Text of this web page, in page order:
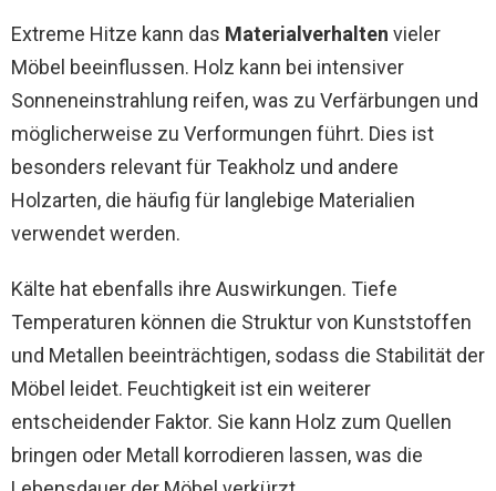
Extreme Hitze kann das Materialverhalten vieler
Möbel beeinflussen. Holz kann bei intensiver
Sonneneinstrahlung reifen, was zu Verfärbungen und
möglicherweise zu Verformungen führt. Dies ist
besonders relevant für Teakholz und andere
Holzarten, die häufig für langlebige Materialien
verwendet werden.
Kälte hat ebenfalls ihre Auswirkungen. Tiefe
Temperaturen können die Struktur von Kunststoffen
und Metallen beeinträchtigen, sodass die Stabilität der
Möbel leidet. Feuchtigkeit ist ein weiterer
entscheidender Faktor. Sie kann Holz zum Quellen
bringen oder Metall korrodieren lassen, was die